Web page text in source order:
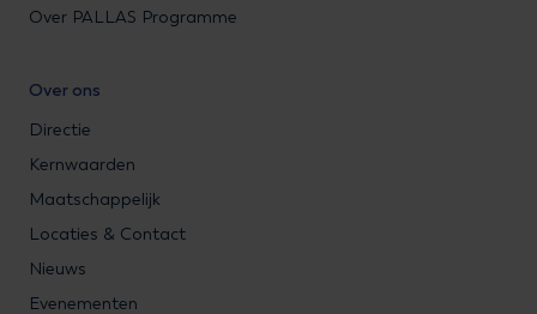
Over PALLAS Programme
Over ons
Directie
Kernwaarden
Maatschappelijk
Locaties & Contact
Nieuws
Evenementen